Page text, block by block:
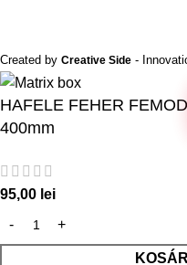
Created by Creative Side -
HAFELE FEHER
400mm
95,00 lei